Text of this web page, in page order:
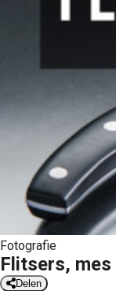
Fotografie
Flitsers,
Delen